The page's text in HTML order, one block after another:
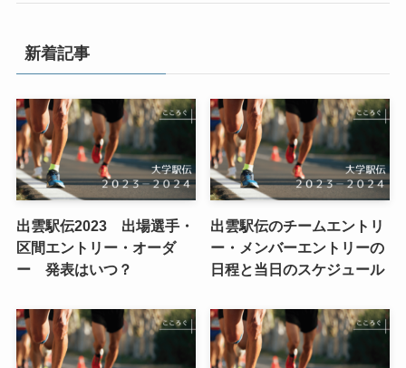
新着記事
出雲駅伝2023 出場選手・
区間エントリー・オーダ
ー 発表はいつ？
出雲駅伝のチームエントリ
ー・メンバーエントリーの
日程と当日のスケジュール